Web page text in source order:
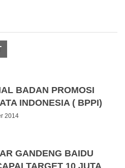
BADAN PROMOSI
INDONESIA ( BPPI)
2014
GANDENG BAIDU
TARGET 10 JUTA